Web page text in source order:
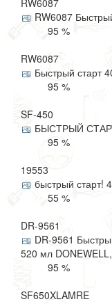
RW6087
RW6087
95 %
RW6087
Быстрый старт
95 %
SF-450
БЫСТРЫЙ
95 %
19553
быстрый старт!
55 %
DR-9561
DR-9561
520 мл
95 %
SF650XLAMRE